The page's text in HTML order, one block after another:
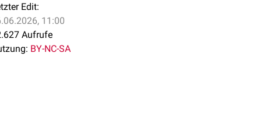
Edit:
11:00
Aufrufe
BY-NC-SA